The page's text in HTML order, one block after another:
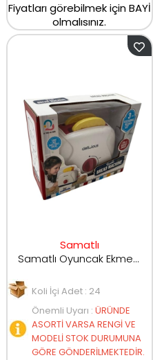
Fiyatları görebilmek için BAYİ
olmalısınız.
Samatlı
Samatlı Oyuncak Ekmek Kızartma Makinesi J614
Koli İçi Adet : 24
Önemli Uyarı : ÜRÜNDE
ASORTİ VARSA RENGİ VE
MODELİ STOK DURUMUNA
GÖRE GÖNDERİLMEKTEDİR.